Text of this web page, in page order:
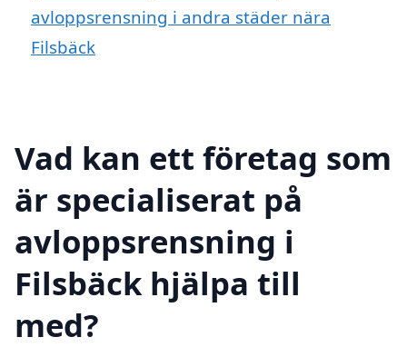
avloppsrensning i andra städer nära
Filsbäck
Vad kan ett företag som
är specialiserat på
avloppsrensning i
Filsbäck hjälpa till
med?